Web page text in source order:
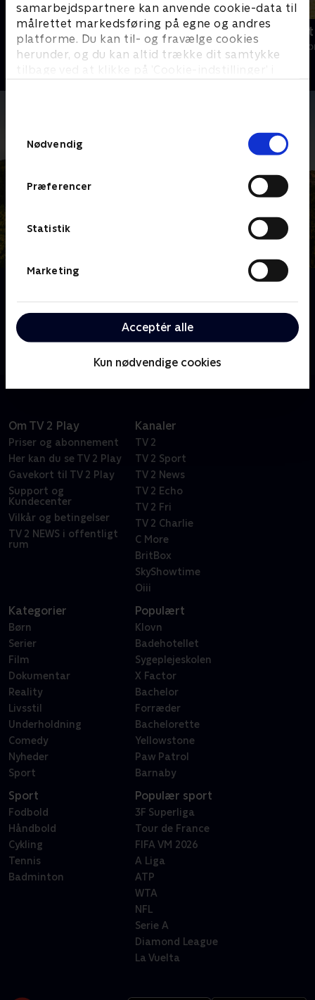
samarbejdspartnere kan anvende cookie-data til
målrettet markedsføring på egne og andres
platforme. Du kan til- og fravælge cookies
herunder, og du kan altid trække dit samtykke
tilbage ved at klikke på ’Cookie-indstillinger’ i
Nødvendig
Præferencer
Statistik
Marketing
Acceptér alle
Kun nødvendige cookies
Linde på Langeland
Livsstil • 5 sæsoner Livsstil • 1
drømmehjemmene for helt almindelige mennesker.
Følg deres eventyr og hårde arbejde, når de realiserer
deres drømme om alt fra vinkældre til nye haveanlæg
Om TV 2 Play
Priser og abonnement
Her kan du se TV 2 Play
Gavekort til TV 2 Play
Support og
Kundecenter
Vilkår og betingelser
TV 2 NEWS i offentligt
rum
Kanaler
TV 2
TV 2 Sport
TV 2 News
TV 2 Echo
TV 2 Fri
TV 2 Charlie
C More
BritBox
SkyShowtime
Oiii
Kategorier
Børn
Serier
Film
Dokumentar
Reality
Livsstil
Underholdning
Comedy
Nyheder
Sport
Populært
Klovn
Badehotellet
Sygeplejeskolen
X Factor
Bachelor
Forræder
Bachelorette
Yellowstone
Paw Patrol
Barnaby
Sport
Fodbold
Håndbold
Cykling
Tennis
Badminton
Populær sport
3F Superliga
Tour de France
FIFA VM 2026
A Liga
ATP
WTA
NFL
Serie A
Diamond League
La Vuelta